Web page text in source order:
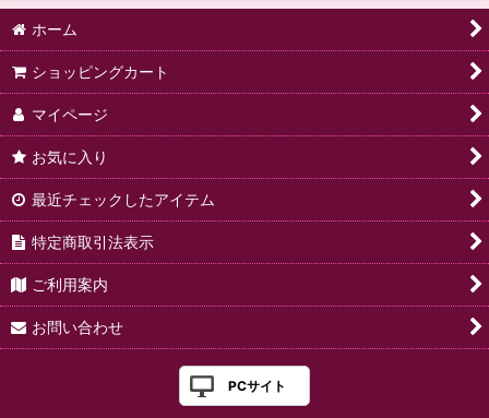
並び順:
ギフトボックス (全商品)
Best Selling Gourmet Gifts
Birthday Gift Baskets
ホーム
ショッピングカート
マイページ
お気に入り
最近チェックしたアイテム
特定商取引法表示
ご利用案内
お問い合わせ
PCサイト